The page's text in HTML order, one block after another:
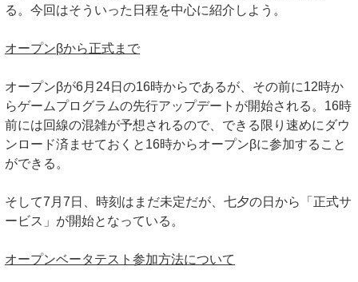
る。今回はそういった日程を中心に紹介しよう。
オープンβから正式まで
オープンβが6月24日の16時からであるが、その前に12時か
らゲームプログラムの先行アップデートが開始される。16時
前には回線の混雑が予想されるので、できる限り速めにダウ
ンロード済ませておくと16時からオープンβに参加すること
ができる。
そして7月7日、時刻はまだ未定だが、七夕の日から「正式サ
ービス」が開始となっている。
オープンベータテスト参加方法について